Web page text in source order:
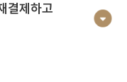
결제하고